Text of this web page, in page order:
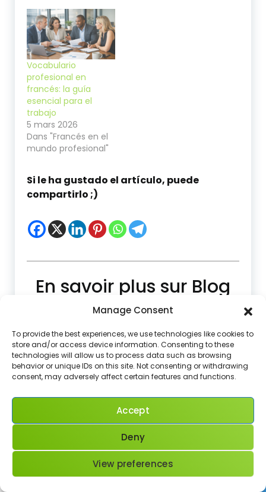
Manage Consent
To provide the best experiences, we use technologies like cookies to
store and/or access device information. Consenting to these
technologies will allow us to process data such as browsing
behavior or unique IDs on this site. Not consenting or withdrawing
consent, may adversely affect certain features and functions.
Accept
Deny
View preferences
Vocabulario
profesional en
francés: la guía
esencial para el
trabajo
5 mars 2026
Dans "Francés en el
mundo profesional"
Si le ha gustado el artículo, puede
compartirlo ;)
En savoir plus sur Blog
para Aprender Frances
Subscribe to get the latest posts sent to your
email.
Saisissez votre adresse e-mail…
Abonnez-vous
comunicación profesional francés,
cultura empresarial francesa
francés negocios,francés para